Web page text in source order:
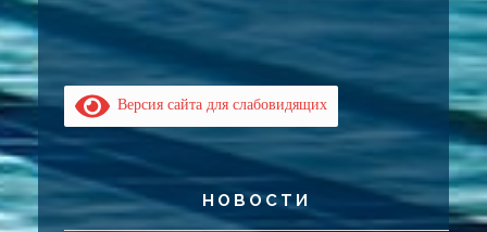
Версия сайта для слабовидящих
НОВОСТИ